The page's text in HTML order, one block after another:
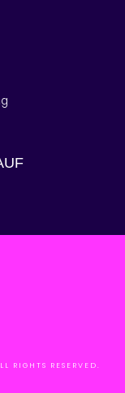
f
RIGHTS RESERVED.